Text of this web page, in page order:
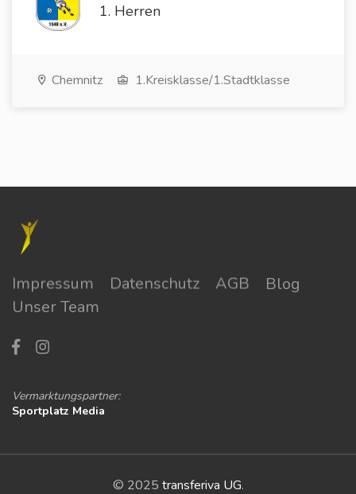
1. Herren
Chemnitz 1.Kreisklasse/1.Stadtklasse
Impressum Datenschutz AGB
Blog
Unser Team
Vermarktungspartner:
Sportplatz Media
© 2025 transferiva UG.